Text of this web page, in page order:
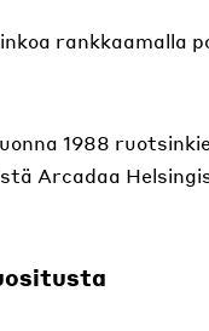
rankkaamalla
1988
Arcadaa